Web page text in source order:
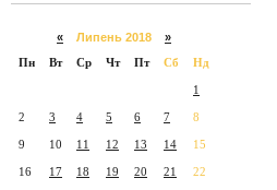
« Липень 2018 »
Пн
Вт Ср Чт Пт Сб Нд
1
2 3 4 5 6 7 8
9 10 11 12 13 14 15
16 17 18 19 20 21 22